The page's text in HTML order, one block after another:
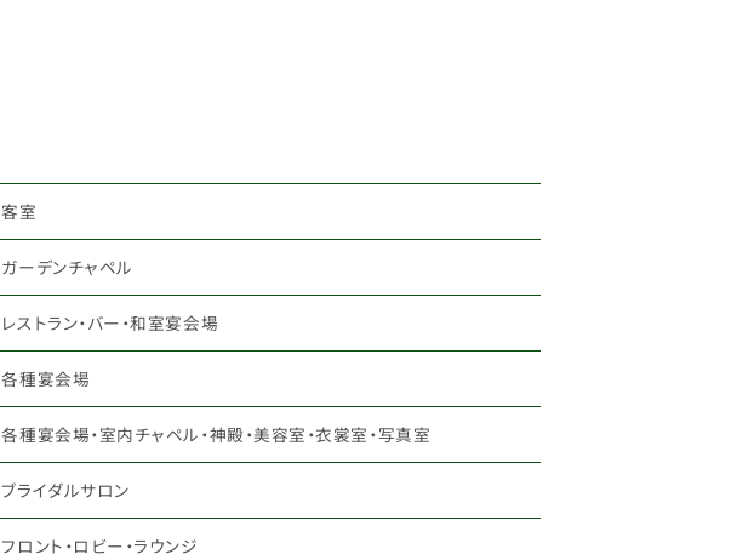
客室
ガーデンチャペル
レストラン・バー・和室宴会場
各種宴会場
各種宴会場・室内チャペル・神殿・美容室・衣裳室・写真室
ブライダルサロン
フロント・ロビー・ラウンジ